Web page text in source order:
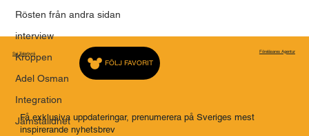
Rösten från andra sidan
interview
Kroppen
Adel Osman
Integration
Jämställdhet
Saj Talarbyrå Föreläsares Agentur
FÖLJ FAVORIT
Få exklusiva uppdateringar, prenumerera på Sveriges mest
inspirerande nyhetsbrev